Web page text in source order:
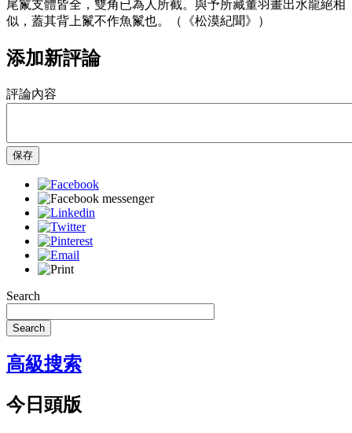
尾鬣支體皆全，雙角已為人所截。與予所藏董羽畫出水龍絕相
似，蓋其背上鬣不作魚鬣也。（《松漠紀聞》）
添加新評論
評論內容
保存
Search
Search
高級搜索
今日頭版